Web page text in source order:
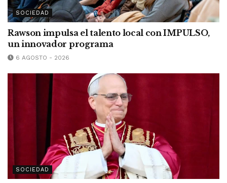
SOCIEDAD
Rawson impulsa el talento local con IMPULSO,
un innovador programa
6 AGOSTO - 2026
SOCIEDAD